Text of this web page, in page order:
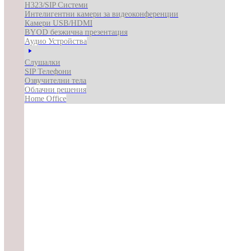
H323/SIP Системи
Интелигентни камери за видеоконференции
Камери USB/HDMI
BYOD безжична презентация
Аудио Устройства
Слушалки
SIP Телефони
Озвучителни тела
Облачни решения
Home Office